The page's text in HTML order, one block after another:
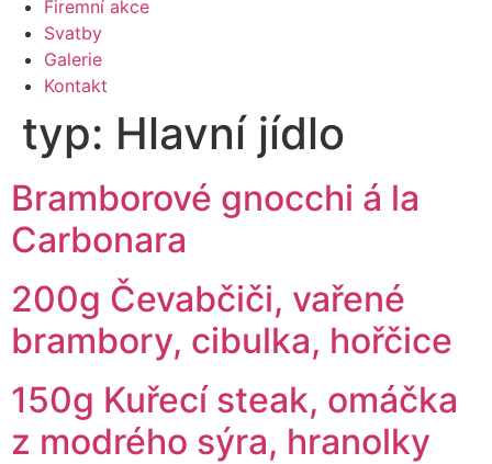
Firemní akce
Svatby
Galerie
Kontakt
typ: Hlavní jídlo
Bramborové gnocchi á la
Carbonara
200g Čevabčiči, vařené
brambory, cibulka, hořčice
150g Kuřecí steak, omáčka
z modrého sýra, hranolky